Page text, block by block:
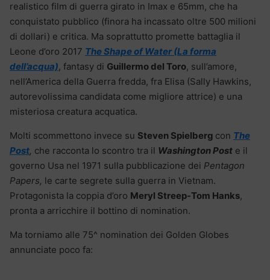
realistico film di guerra girato in Imax e 65mm, che ha
conquistato pubblico (finora ha incassato oltre 500 milioni
di dollari) e critica. Ma soprattutto promette battaglia il
Leone d’oro 2017 The Shape of Water (La forma
dell’acqua), fantasy di Guillermo del Toro, sull’amore,
nell’America della Guerra fredda, fra Elisa (Sally Hawkins,
autorevolissima candidata come migliore attrice) e una
misteriosa creatura acquatica.
Molti scommettono invece su Steven Spielberg con The
Post, che racconta lo scontro tra il Washington Post e il
governo Usa nel 1971 sulla pubblicazione dei Pentagon
Papers, le carte segrete sulla guerra in Vietnam.
Protagonista la coppia d’oro Meryl Streep-Tom Hanks,
pronta a arricchire il bottino di nomination.
Ma torniamo alle 75^ nomination dei Golden Globes
annunciate poco fa: